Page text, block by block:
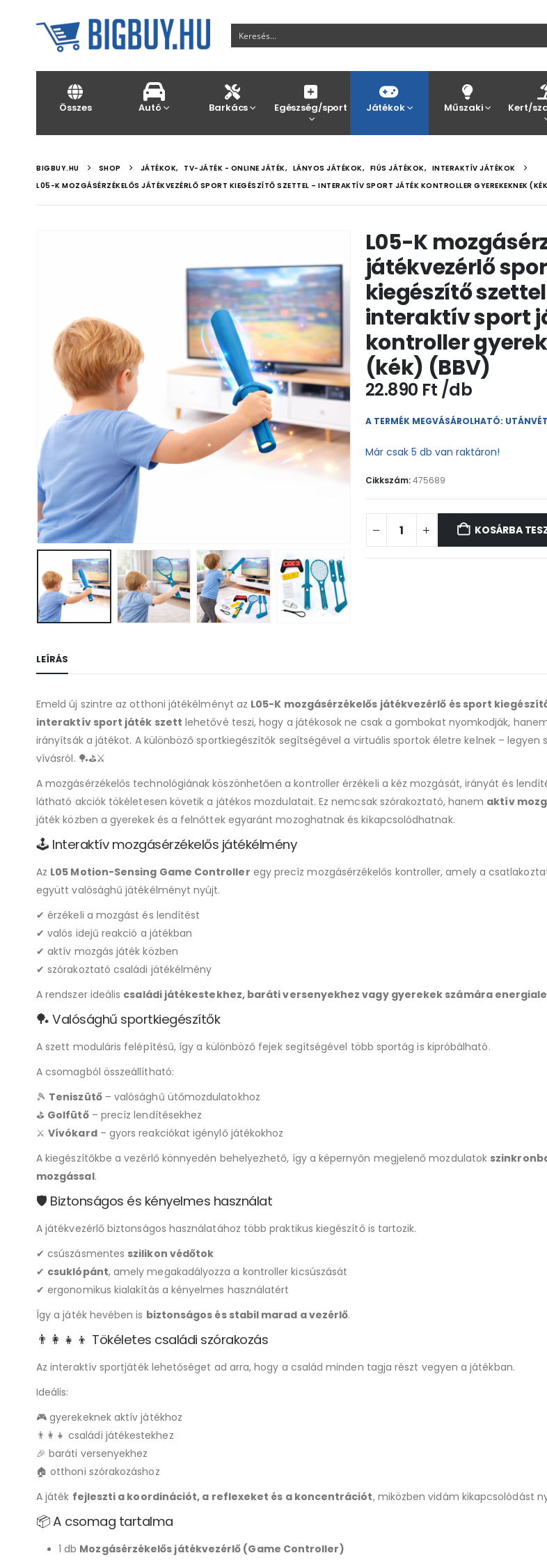
Összes Autó Barkács Egészség/sport Játékok Műszaki Kert/
BIGBUY.HU SHOP JÁTÉKOK, TV-JÁTÉK - ONLINE JÁTÉK, LÁNYOS JÁTÉKOK, FIÚS JÁTÉKOK, INTERAKTÍV JÁTÉKOK
L05-K MOZGÁSÉRZÉKELŐS JÁTÉKVEZÉRLŐ SPORT KIEGÉSZÍTŐ SZETTEL – INTERAKTÍV SPORT JÁTÉK KONTROLLER GYEREKEKNEK
L05-K
játékvezérlő
kiegészítő
interaktív sport
kontroller
(kék) (BBV)
22.890 Ft
A TERMÉK MEGVÁSÁROLHATÓ:
Már csak 5 db van raktáron!
Cikkszám:475689
KOSÁRBA
LEÍRÁS
Emeld új szintre az otthoni játékélményt az L05-K mozgásérzékelős játékvezérlő és sport
interaktív sport játék szett lehetővé teszi, hogy a játékosok ne csak a gombokat nyomkodják,
irányítsák a játékot. A különböző sportkiegészítők segítségével a virtuális sportok életre kelnek – legyen
vívásról. 🏓⛳⚔️
A mozgásérzékelős technológiának köszönhetően a kontroller érzékeli a kéz mozgását, irányát és
látható akciók tökéletesen követik a játékos mozdulatait. Ez nemcsak szórakoztató, hanem aktív
játék közben a gyerekek és a felnőttek egyaránt mozoghatnak és kikapcsolódhatnak.
🕹️ Interaktív mozgásérzékelős játékélmény
Az L05 Motion-Sensing Game Controller egy precíz mozgásérzékelős kontroller, amely a
együtt valósághű játékélményt nyújt.
✔ érzékeli a mozgást és lendítést
✔ valós idejű reakció a játékban
✔ aktív mozgás játék közben
✔ szórakoztató családi játékélmény
A rendszer ideális családi játékestekhez, baráti versenyekhez vagy gyerekek számára
🏓 Valósághű sportkiegészítők
A szett moduláris felépítésű, így a különböző fejek segítségével több sportág is kipróbálható.
A csomagból összeállítható:
🎾 Teniszütő– valósághű ütőmozdulatokhoz
⛳ Golfütő– precíz lendítésekhez
⚔️Vívókard– gyors reakciókat igénylő játékokhoz
A kiegészítőkbe a vezérlő könnyedén behelyezhető, így a képernyőn megjelenő mozdulatok
mozgással.
🛡️ Biztonságos és kényelmes használat
A játékvezérlő biztonságos használatához több praktikus kiegészítő is tartozik.
✔ csúszásmentes szilikon védőtok
✔ csuklópánt, amely megakadályozza a kontroller kicsúszását
✔ ergonomikus kialakítás a kényelmes használatért
Így a játék hevében is biztonságos és stabil marad a vezérlő.
👨‍👩‍👧‍👦 Tökéletes családi szórakozás
Az interaktív sportjáték lehetőséget ad arra, hogy a család minden tagja részt vegyen a játékban.
Ideális:
🎮 gyerekeknek aktív játékhoz
👨‍👩‍👧 családi játékestekhez
🎉 baráti versenyekhez
🏠 otthoni szórakozáshoz
A játék fejleszti a koordinációt, a reflexeket és a koncentrációt, miközben vidám kikapcsolódást
📦 A csomag tartalma
1 db Mozgásérzékelős játékvezérlő (Game Controller)